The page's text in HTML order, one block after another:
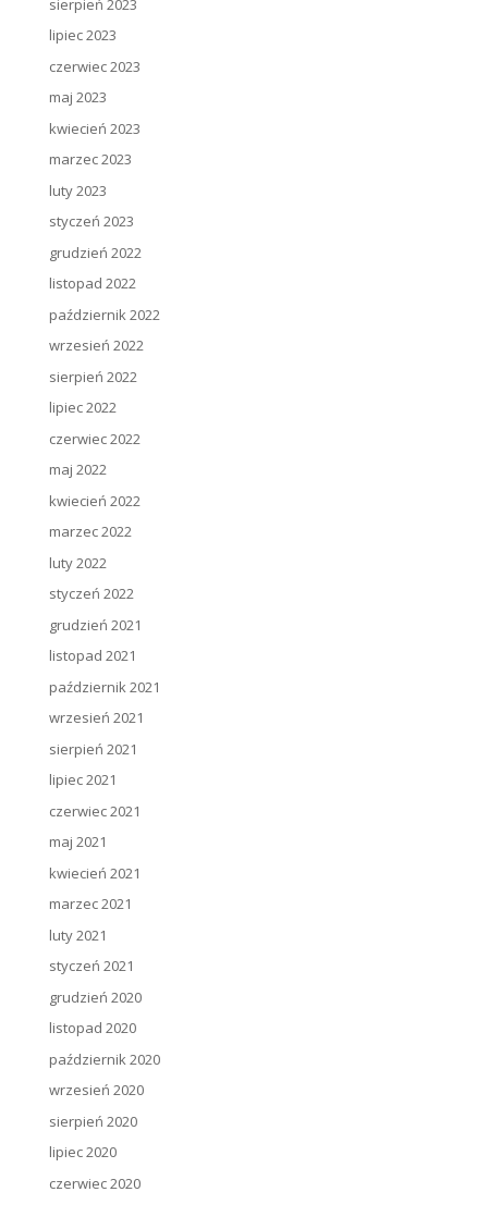
sierpień 2023
lipiec 2023
czerwiec 2023
maj 2023
kwiecień 2023
marzec 2023
luty 2023
styczeń 2023
grudzień 2022
listopad 2022
październik 2022
wrzesień 2022
sierpień 2022
lipiec 2022
czerwiec 2022
maj 2022
kwiecień 2022
marzec 2022
luty 2022
styczeń 2022
grudzień 2021
listopad 2021
październik 2021
wrzesień 2021
sierpień 2021
lipiec 2021
czerwiec 2021
maj 2021
kwiecień 2021
marzec 2021
luty 2021
styczeń 2021
grudzień 2020
listopad 2020
październik 2020
wrzesień 2020
sierpień 2020
lipiec 2020
czerwiec 2020